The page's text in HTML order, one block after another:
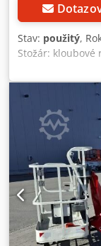
Stav: použitý,
Stožár: kloubové
informací
Iox Anwskr